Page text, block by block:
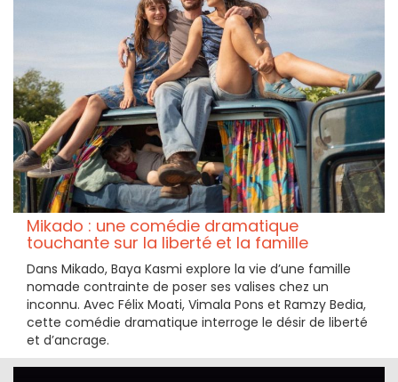
Mikado : une comédie dramatique
touchante sur la liberté et la famille
Dans Mikado, Baya Kasmi explore la vie d’une famille
nomade contrainte de poser ses valises chez un
inconnu. Avec Félix Moati, Vimala Pons et Ramzy Bedia,
cette comédie dramatique interroge le désir de liberté
et d’ancrage.